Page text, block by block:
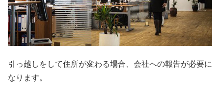
引っ越しをして住所が変わる場合、会社への報告が必要に
なります。